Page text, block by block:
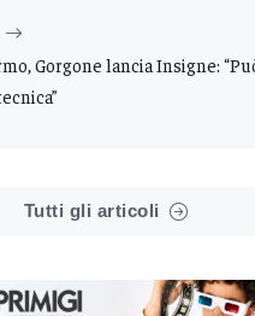
Gorgone lancia Insigne:
Tutti gli articoli